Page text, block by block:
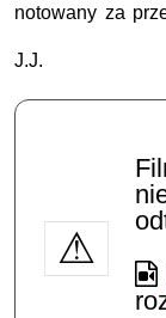
notowany za
J.J.